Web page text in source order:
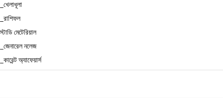
_খেলাধূলা
_রাশিফল
স্টাডি মেটেরিয়াল
_জেনারেল নলেজ
_কারেন্ট অ্যাফেয়ার্স